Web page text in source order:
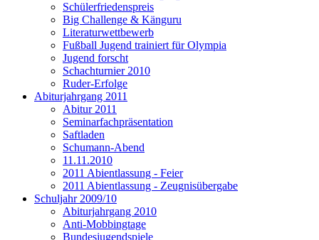
Schülerfriedenspreis
Big Challenge & Känguru
Literaturwettbewerb
Fußball Jugend trainiert für Olympia
Jugend forscht
Schachturnier 2010
Ruder-Erfolge
Abiturjahrgang 2011
Abitur 2011
Seminarfachpräsentation
Saftladen
Schumann-Abend
11.11.2010
2011 Abientlassung - Feier
2011 Abientlassung - Zeugnisübergabe
Schuljahr 2009/10
Abiturjahrgang 2010
Anti-Mobbingtage
Bundesjugendspiele